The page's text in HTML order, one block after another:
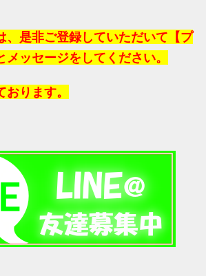
、是非ご登録していただいて【プ
メッセージをしてください。
ります。